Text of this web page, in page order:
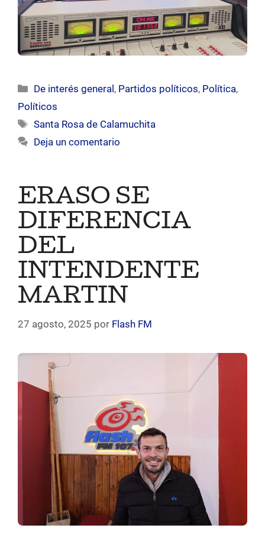
Categorías
De interés general, Partidos políticos, Política,
Políticos
Etiquetas
Santa Rosa de Calamuchita
Deja un comentario
ERASO SE
DIFERENCIA
DEL
INTENDENTE
MARTIN
27 agosto, 2025 por Flash FM